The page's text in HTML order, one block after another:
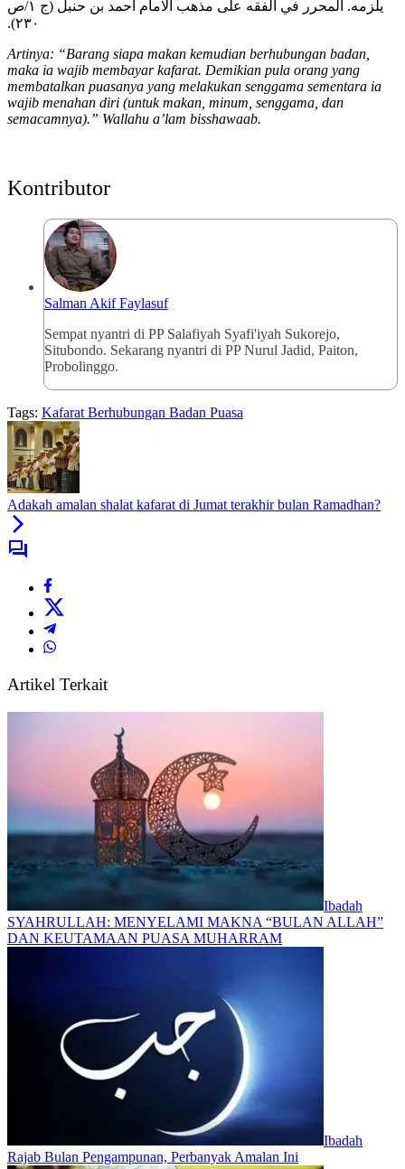
يلزمه. المحرر في الفقه على مذهب الامام احمد بن حنبل (ج ١/ص
٢٣٠).
Artinya: “Barang siapa makan kemudian berhubungan badan,
maka ia wajib membayar kafarat. Demikian pula orang yang
membatalkan puasanya yang melakukan senggama sementara ia
wajib menahan diri (untuk makan, minum, senggama, dan
semacamnya).” Wallahu a’lam bisshawaab.
Kontributor
Salman Akif Faylasuf
Sempat nyantri di PP Salafiyah Syafi'iyah Sukorejo,
Situbondo. Sekarang nyantri di PP Nurul Jadid, Paiton,
Probolinggo.
Tags: Kafarat Berhubungan Badan Puasa
Adakah amalan shalat kafarat di Jumat terakhir bulan Ramadhan?
Artikel Terkait
Ibadah
SYAHRULLAH: MENYELAMI MAKNA “BULAN ALLAH”
DAN KEUTAMAAN PUASA MUHARRAM
Ibadah
Rajab Bulan Pengampunan, Perbanyak Amalan Ini